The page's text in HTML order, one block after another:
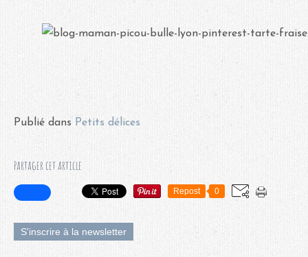
Publié dans Petits délices
Partager cet article
Repost 0
S'inscrire à la newsletter